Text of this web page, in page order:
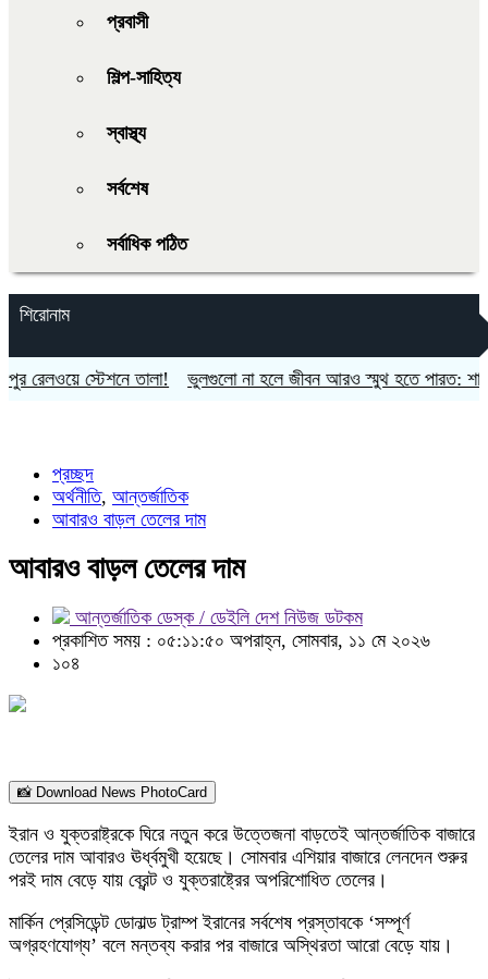
প্রবাসী
শিল্প-সাহিত্য
স্বাস্থ্য
সর্বশেষ
সর্বাধিক পঠিত
শিরোনাম
স্টেশনে তালা! ভুলগুলো না হলে জীবন আরও স্মুথ হতে পারত: শাকিব
প্রচ্ছদ
অর্থনীতি, আন্তর্জাতিক
আবারও বাড়ল তেলের দাম
আবারও বাড়ল তেলের দাম
আন্তর্জাতিক ডেস্ক / ডেইলি দেশ নিউজ ডটকম
প্রকাশিত সময় : ০৫:১১:৫০ অপরাহ্ন, সোমবার, ১১ মে ২০২৬
১০৪
📸 Download News PhotoCard
ইরান ও যুক্তরাষ্ট্রকে ঘিরে নতুন করে উত্তেজনা বাড়তেই আন্তর্জাতিক বাজারে
তেলের দাম আবারও ঊর্ধ্বমুখী হয়েছে। সোমবার এশিয়ার বাজারে লেনদেন শুরুর
পরই দাম বেড়ে যায় ব্রেন্ট ও যুক্তরাষ্ট্রের অপরিশোধিত তেলের।
মার্কিন প্রেসিডেন্ট ডোনাল্ড ট্রাম্প ইরানের সর্বশেষ প্রস্তাবকে ‘সম্পূর্ণ
অগ্রহণযোগ্য’ বলে মন্তব্য করার পর বাজারে অস্থিরতা আরো বেড়ে যায়।